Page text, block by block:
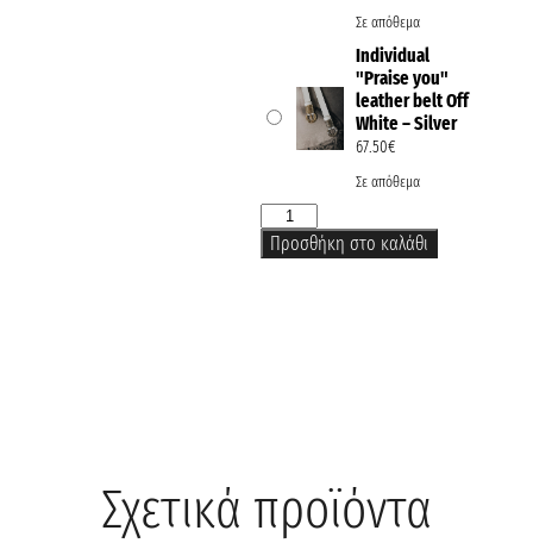
Σε απόθεμα
Individual
"Praise you"
leather belt Off
White – Silver
67.50€
Σε απόθεμα
Προσθήκη στο καλάθι
Σχετικά προϊόντα